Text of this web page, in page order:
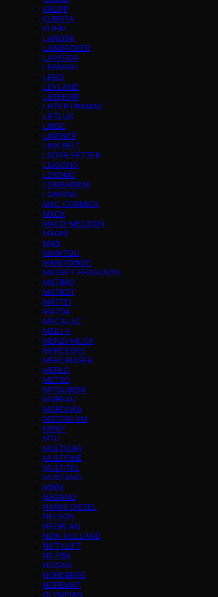
KRUPP
KUBOTA
KUHN
LANDINI
LANDROVER
LAVERDA
LEBRERO
LEROI
LEYLAND
LIEBHERR
LIFTER PRAMAC
LIFTLUX
LINDE
LINDNER
LINK BELT
LISTER PETTER
LIUGONG
LOKOMO
LOMBARDINI
LONKING
MAC CORMICK
MACK
MACO-MEUDON
MAGNI
MAN
MANITOU
MANITOWOC
MASSEY FERGUSON
MATBRO
MATROT
MATTEI
MAZDA
MECALAC
MEILI-V
MENZI-MUCK
MERCEDES
MERCRUISER
MERLO
METSO
MITSUBISHI
MOREAU
MOROOKA
MOTORI VM
MOXY
MTU
MULTICAR
MULTIONE
MULTITEL
MUSTANG
MWM
NAGANO
NANNI DIESEL
NELSON
NEOPLAN
NEW HOLLAND
NIFTYLIFT
NILFISK
NISSAN
NORDBERG
NOREMAT
OLYMPIAN